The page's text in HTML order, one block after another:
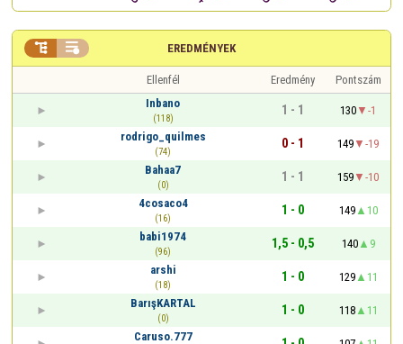
EREDMÉNYEK
 
Ellenfél Eredmény
Pontszám
Inbano
(118)
1 - 1 130
-1
rodrigo_quilmes
(74)
0 - 1 149
-19
Bahaa7
(0)
1 - 1 159
-10
4cosaco4
(16)
1 - 0 149
10
babi1974
(96)
1,5 - 0,5 140
9
arshi
(18)
1 - 0 129
11
BarışKARTAL
(0)
1 - 0 118
11
Caruso.777